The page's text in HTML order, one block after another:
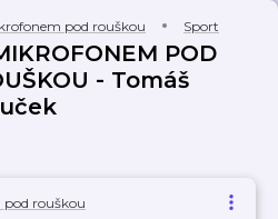
pod rouškou Sport
POD
- Tomáš
rouškou